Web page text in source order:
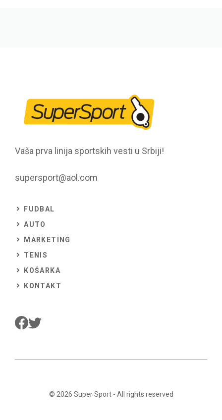
Vaša prva linija sportskih vesti u Srbiji!
supersport@aol.com
FUDBAL
AUTO
MARKETING
TENIS
KOŠARKA
KONTAKT
© 2026 Super Sport- All rights reserved